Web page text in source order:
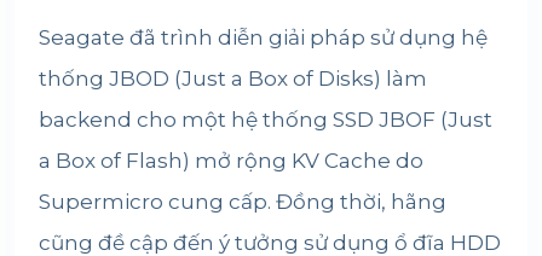
Seagate đã trình diễn giải pháp sử dụng hệ
thống JBOD (Just a Box of Disks) làm
backend cho một hệ thống SSD JBOF (Just
a Box of Flash) mở rộng KV Cache do
Supermicro cung cấp. Đồng thời, hãng
cũng đề cập đến ý tưởng sử dụng ổ đĩa HDD